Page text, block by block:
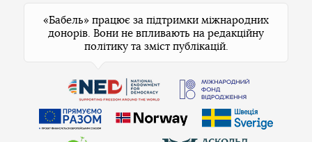
«Бабель» працює за підтримки міжнародних
донорів. Вони не впливають на редакційну
політику та зміст публікацій.